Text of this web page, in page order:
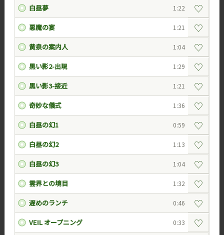
白昼夢 1:22 ♡
悪魔の宴 1:21 ♡
黄泉の案内人 1:04 ♡
黒い影2-出現 1:29 ♡
黒い影3-接近 1:21 ♡
奇妙な儀式 1:36 ♡
白昼の幻1 0:59 ♡
白昼の幻2 1:13 ♡
白昼の幻3 1:04 ♡
雲界との境目 1:32 ♡
遅めのランチ 0:46 ♡
VEIL オープニング 0:33 ♡